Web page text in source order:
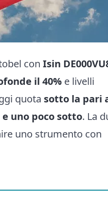
con Isin
il 40% e livelli
quota sotto la pari
uno poco sotto. La
uno strumento con